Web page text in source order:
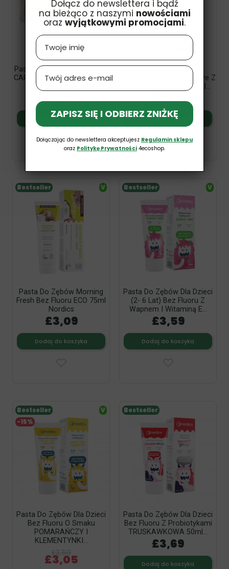
Pasta Do Zębów COMPLETE
CARE 26 Ajurwedyjskich Ziół
Bez Fluoru 100ml...
£4,29
Dodaj do koszyka
Pasta Do Zębów
Remineralizująca Sensitive Z
Płynnym Szkliwem 75ml...
£3,49
Dodaj do koszyka
Pasta Do Zębów Morning
Fresh Bez Fluoru ECO 75ml
Nordics
£3,09
Dodaj do koszyka
Bestseller V
Pasta Do Zębów Dla Dzieci
(2- 6 Lat) Bez Fluoru Z
Wapnem I Witaminą E...
£3,59
Dodaj do koszyka
Bestseller V
Pasta Do Zębów Dla Dzieci
Bez Fluoru O Smaku
POMARAŃCZY I
KLEMENTYNKI...
£3,59
£3,05
-15%
Bestseller V
Pasta Do Zębów Dla Dzieci
Bez Fluoru Z Probiotykami
TRUSKAWKOWA 50ml...
£3,69
Dodaj do koszyka
Bestseller
Dołącz do newslettera i bądź
na bieżąco z naszymi nowościami
oraz wyjątkowymi promocjami.
Name
Email
ZAPISZ SIĘ I ODBIERZ ZNIŻKĘ
Dołączając do newslettera akceptujesz Regulamin sklepu
oraz Politykę Prywatności 4ecoshop.